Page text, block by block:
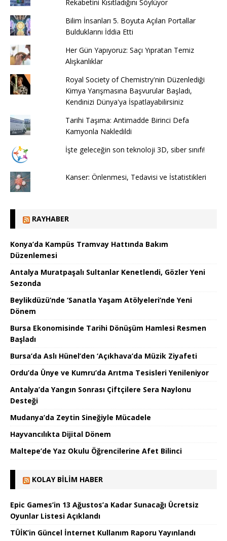
Rekabetini Kısıtladığını Söylüyor
Bilim İnsanları 5. Boyuta Açılan Portallar
Bulduklarını İddia Etti
Her Gün Yapıyoruz: Saçı Yıpratan Temiz
Alışkanlıklar
Royal Society of Chemistry'nin Düzenlediği
Kimya Yarışmasına Başvurular Başladı,
Kendinizi Dünya'ya İspatlayabilirsiniz
Tarihi Taşıma: Antimadde Birinci Defa
Kamyonla Nakledildi
İşte geleceğin son teknoloji 3D, siber sınıfı!
Kanser: Önlenmesi, Tedavisi ve İstatistikleri
RAYHABER
Konya’da Kampüs Tramvay Hattında Bakım
Düzenlemesi
Antalya Muratpaşalı Sultanlar Kenetlendi, Gözler Yeni
Sezonda
Beylikdüzü’nde ‘Sanatla Yaşam Atölyeleri’nde Yeni
Dönem
Bursa Ekonomisinde Tarihi Dönüşüm Hamlesi Resmen
Başladı
Bursa’da Aslı Hünel’den ‘Açıkhava’da Müzik Ziyafeti
Ordu’da Ünye ve Kumru’da Arıtma Tesisleri Yenileniyor
Antalya’da Yangın Sonrası Çiftçilere Sera Naylonu
Desteği
Mudanya’da Zeytin Sineğiyle Mücadele
Hayvancılıkta Dijital Dönem
Maltepe’de Yaz Okulu Öğrencilerine Afet Bilinci
KOLAY BILIM HABER
Epic Games’in 13 Ağustos’a Kadar Sunacağı Ücretsiz
Oyunlar Listesi Açıklandı
TÜİK’in Güncel İnternet Kullanım Raporu Yayınlandı